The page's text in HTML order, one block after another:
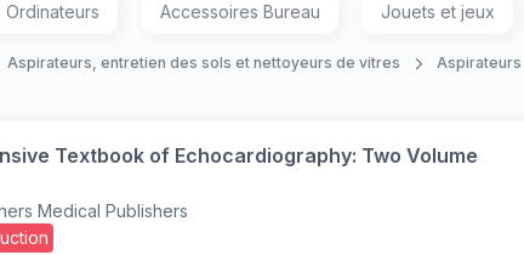
Ordinateurs Accessoires Bureau Jouets et jeux
Aspirateurs, entretien des sols et nettoyeurs de vitres Aspirateurs
Textbook of Echocardiography: Two Volume
Medical Publishers